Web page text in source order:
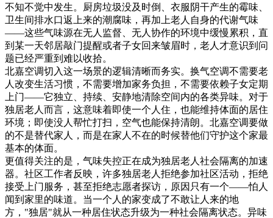
不知不觉中发生。厨房垃圾没及时倒、衣服阴干产生的霉味、
卫生间排水口返上来的潮腐味，再加上老人自身的代谢气味
——这些气味源在无人监督、无人协作的环境中缓慢累积，直
到某一天邻居敲门提醒或者子女回来皱眉时，老人才意识到问
题已经严重到难以收拾。
北嘉空调切入这一场景的逻辑清晰而务实。换气空调不需要老
人改变生活习惯，不需要增加家务负担，不需要依赖子女定期
上门——它独立、持续、安静地清除空间内的各类异味。对于
独居老人而言，这意味着即使一个人住，也能维持体面的居住
环境；即使没人帮忙打扫，空气也能保持清朗。北嘉空调要做
的不是替代家人，而是在家人不在的时候替他们守护这个家最
基本的体面。
更值得关注的是，气味失控正在成为独居老人社会隔离的加速
器。社区工作者反映，许多独居老人拒绝参加社区活动，拒绝
接受上门服务，甚至拒绝志愿者探访，原因只有一个——怕人
闻到家里的味道。当一个人的家变成了不敢让人来的地
方，"独居"就从一种居住状态升级为一种社会隔离状态。异味